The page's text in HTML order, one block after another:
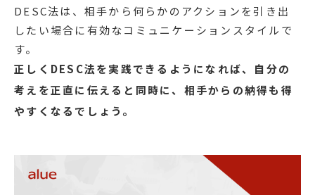
DESC法は、相手から何らかのアクションを引き出
したい場合に有効なコミュニケーションスタイルで
す。
正しくDESC法を実践できるようになれば、自分の
考えを正直に伝えると同時に、相手からの納得も得
やすくなるでしょう。